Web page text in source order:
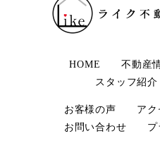
HOME 不動産
スタッフ紹介
お客様の声 アク
お問い合わせ